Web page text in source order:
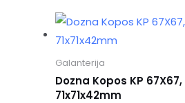
Galanterija
Dozna Kopos KP 67X67,
71x71x42mm